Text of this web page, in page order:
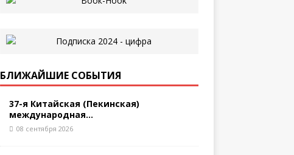
БЛИЖАЙШИЕ СОБЫТИЯ
37-я Китайская (Пекинская)
международная...
08 сентября 2026